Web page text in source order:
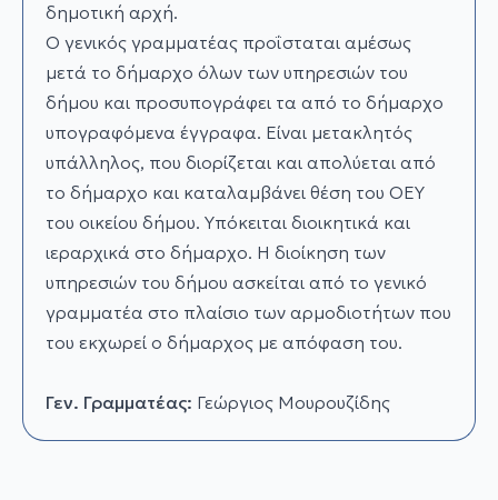
δημοτική αρχή.
Ο γενικός γραμματέας προΐσταται αμέσως
μετά το δήμαρχο όλων των υπηρεσιών του
δήμου και προσυπογράφει τα από το δήμαρχο
υπογραφόμενα έγγραφα. Είναι μετακλητός
υπάλληλος, που διορίζεται και απολύεται από
το δήμαρχο και καταλαμβάνει θέση του ΟΕΥ
του οικείου δήμου. Υπόκειται διοικητικά και
ιεραρχικά στο δήμαρχο. Η διοίκηση των
υπηρεσιών του δήμου ασκείται από το γενικό
γραμματέα στο πλαίσιο των αρμοδιοτήτων που
του εκχωρεί ο δήμαρχος με απόφαση του.
Γεν. Γραμματέας: Γεώργιος Μουρουζίδης